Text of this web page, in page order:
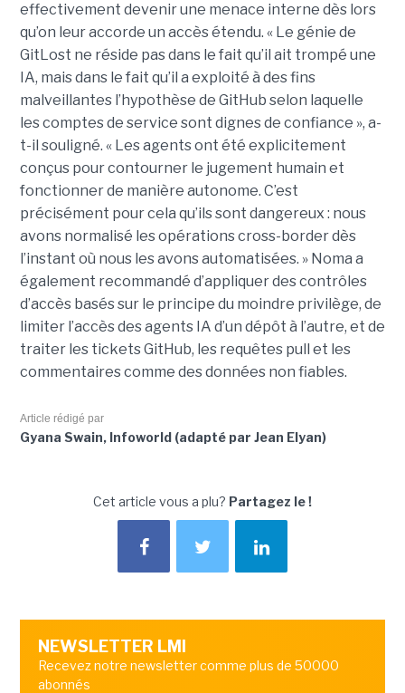
effectivement devenir une menace interne dès lors
qu’on leur accorde un accès étendu. « Le génie de
GitLost ne réside pas dans le fait qu’il ait trompé une
IA, mais dans le fait qu’il a exploité à des fins
malveillantes l’hypothèse de GitHub selon laquelle
les comptes de service sont dignes de confiance », a-
t-il souligné. « Les agents ont été explicitement
conçus pour contourner le jugement humain et
fonctionner de manière autonome. C’est
précisément pour cela qu’ils sont dangereux : nous
avons normalisé les opérations cross-border dès
l’instant où nous les avons automatisées. » Noma a
également recommandé d’appliquer des contrôles
d’accès basés sur le principe du moindre privilège, de
limiter l’accès des agents IA d’un dépôt à l’autre, et de
traiter les tickets GitHub, les requêtes pull et les
commentaires comme des données non fiables.
Article rédigé par
Gyana Swain, Infoworld (adapté par Jean Elyan)
Cet article vous a plu? Partagez le !
NEWSLETTER LMI
Recevez notre newsletter comme plus de 50000
abonnés